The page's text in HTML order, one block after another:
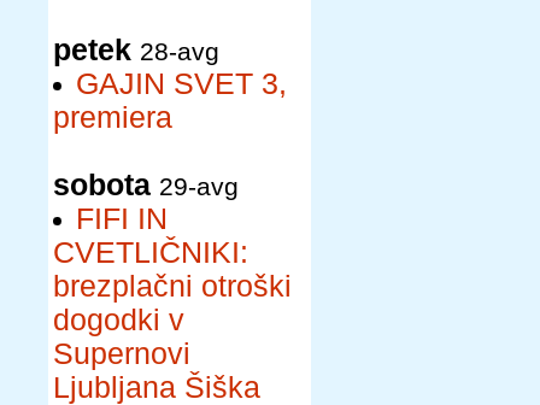
petek 28-avg
GAJIN SVET 3,
premiera
sobota 29-avg
FIFI IN
CVETLIČNIKI:
brezplačni otroški
dogodki v
Supernovi
Ljubljana Šiška